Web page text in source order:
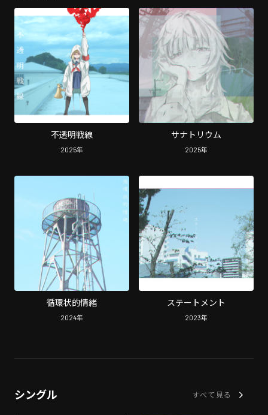
不透明戦線
2025年
サナトリウム
2025年
循環状的情緒
2024年
ステートメント
2023年
シングル すべて見る